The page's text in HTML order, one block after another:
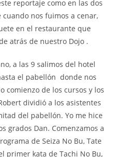
reportaje como en las dos
nos fuimos a cenar,
en el restaurante que
atrás de nuestro Dojo .
a las 9 salimos del hotel
el pabellón donde nos
comienzo de los cursos y los
dividió a los asistentes
del pabellón. Yo me hice
grados Dan. Comenzamos a
de Seiza No Bu, Tate
primer kata de Tachi No Bu,